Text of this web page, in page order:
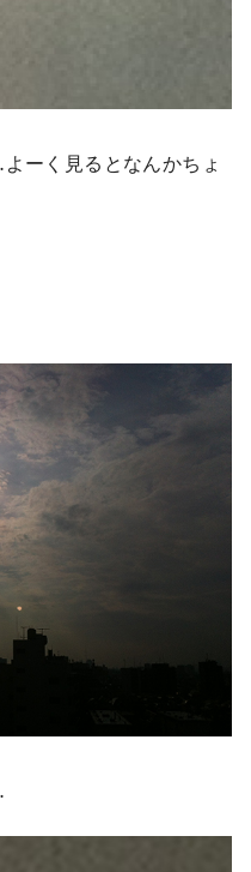
ーく見るとなんかちょ